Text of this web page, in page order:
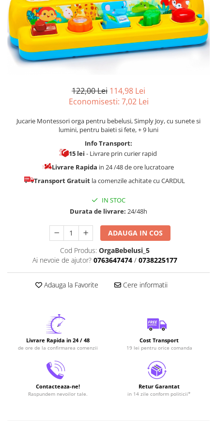
122,00 Lei 114,98 Lei
Economisesti: 7,02 Lei
Jucarie Montessori orga pentru bebelusi, Simply Joy, cu sunete si
lumini, pentru baieti si fete, + 9 luni
Info Transport:
15 lei - Livrare prin curier rapid
Livrare Rapida in 24 /48 de ore lucratoare
Transport Gratuit la comenzile achitate cu CARDUL
IN STOC
Durata de livrare: 24/48h
ADAUGA IN COS
Cod Produs: OrgaBebelusi_5
Ai nevoie de ajutor? 0763647474 / 0738225177
Adauga la Favorite Cere informatii
Livrare Rapida in 24 / 48
de ore de la confirmarea comenzii
Cost Transport
19 lei pentru orice comanda
Contacteaza-ne!
Raspundem nevoilor tale.
Retur Garantat
in 14 zile conform politicii*